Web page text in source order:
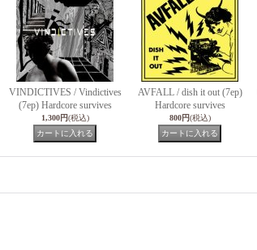
VINDICTIVES / Vindictives
(7ep) Hardcore survives
1,300円(税込)
AVFALL / dish it out (7ep)
Hardcore survives
800円(税込)